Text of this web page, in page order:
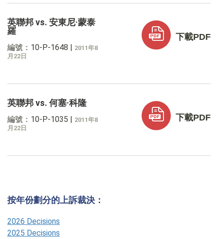
英聯邦 vs. 安東尼·蒙泰
羅
編號：10-P-1648 | 2011年8
月22日
下載PDF
英聯邦 vs. 何塞·科隆
編號：10-P-1035 | 2011年8
月22日
下載PDF
按年份劃分的上訴裁決：
2026 Decisions
2025 Decisions